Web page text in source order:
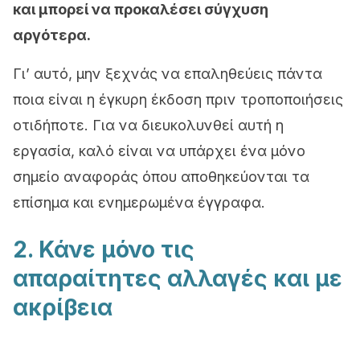
και μπορεί να προκαλέσει σύγχυση
αργότερα.
Γι’ αυτό, μην ξεχνάς να επαληθεύεις πάντα
ποια είναι η έγκυρη έκδοση πριν τροποποιήσεις
οτιδήποτε. Για να διευκολυνθεί αυτή η
εργασία, καλό είναι να υπάρχει ένα μόνο
σημείο αναφοράς όπου αποθηκεύονται τα
επίσημα και ενημερωμένα έγγραφα.
2. Κάνε μόνο τις
απαραίτητες αλλαγές και με
ακρίβεια